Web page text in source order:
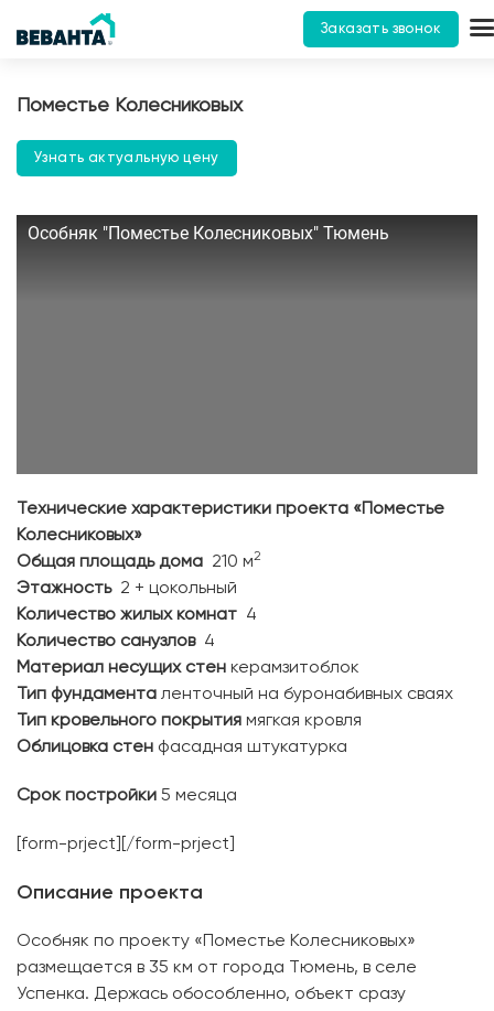
Заказать звонок
Поместье Колесниковых
Узнать актуальную цену
Особняк "Поместье Колесниковых" Тюмень
Технические характеристики проекта «Поместье
Колесниковых»
Общая площадь дома 210 м2
Этажность 2 + цокольный
Количество жилых комнат 4
Количество санузлов 4
Материал несущих стен керамзитоблок
Тип фундамента ленточный на буронабивных сваях
Тип кровельного покрытия мягкая кровля
Облицовка стен фасадная штукатурка
Срок постройки 5 месяца
[form-prject][/form-prject]
Описание проекта
Особняк по проекту «Поместье Колесниковых»
размещается в 35 км от города Тюмень, в селе
Успенка. Держась обособленно, объект сразу